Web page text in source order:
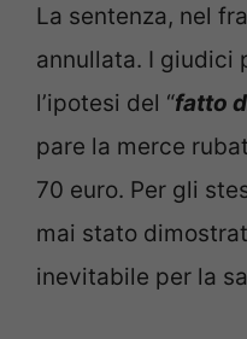
La sentenza, nel
annullata. I giudici
l’ipotesi del “fatto
pare la merce
70 euro. Per gli
mai stato
inevitabile per la